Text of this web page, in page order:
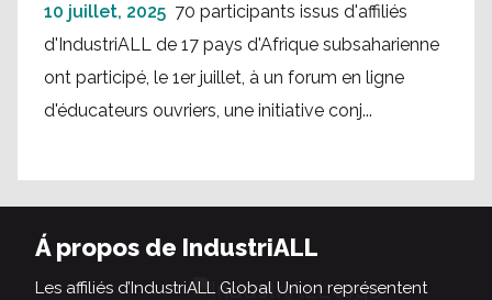
10 juillet, 2025 70 participants issus d'affiliés
d'IndustriALL de 17 pays d'Afrique subsaharienne
ont participé, le 1er juillet, à un forum en ligne
d'éducateurs ouvriers, une initiative conj...
Á propos de IndustriALL
Les affiliés d’IndustriALL Global Union représentent